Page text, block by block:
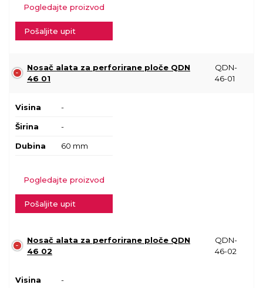
Pogledajte proizvod
Pošaljite upit
Nosač alata za perforirane ploče QDN
46 01
QDN-
46-01
Visina -
Širina -
Dubina 60 mm
Pogledajte proizvod
Pošaljite upit
Nosač alata za perforirane ploče QDN
46 02
QDN-
46-02
Visina -